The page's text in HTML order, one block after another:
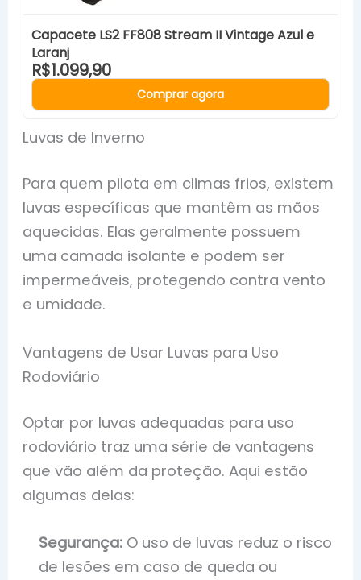
Capacete LS2 FF808 Stream II Vintage Azul e
Laranj
R$1.099,90
Comprar agora
Luvas de Inverno
Para quem pilota em climas frios, existem
luvas específicas que mantêm as mãos
aquecidas. Elas geralmente possuem
uma camada isolante e podem ser
impermeáveis, protegendo contra vento
e umidade.
Vantagens de Usar Luvas para Uso
Rodoviário
Optar por luvas adequadas para uso
rodoviário traz uma série de vantagens
que vão além da proteção. Aqui estão
algumas delas:
Segurança: O uso de luvas reduz o risco
de lesões em caso de queda ou